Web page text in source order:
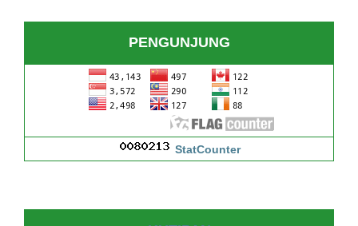
PENGUNJUNG
StatCounter